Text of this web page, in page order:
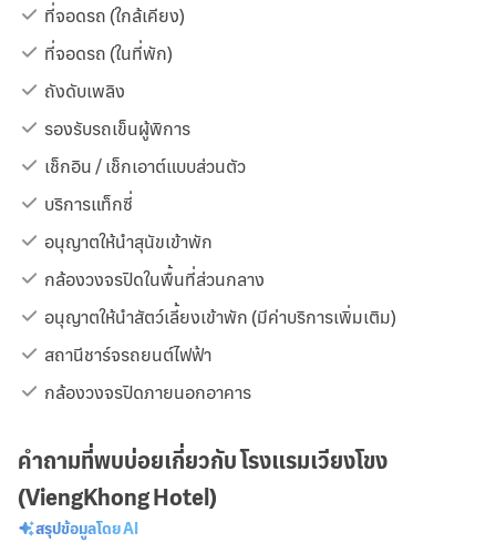
ที่จอดรถ (ใกล้เคียง)
ที่จอดรถ (ในที่พัก)
ถังดับเพลิง
รองรับรถเข็นผู้พิการ
เช็กอิน / เช็กเอาต์แบบส่วนตัว
บริการแท็กซี่
อนุญาตให้นำสุนัขเข้าพัก
กล้องวงจรปิดในพื้นที่ส่วนกลาง
อนุญาตให้นำสัตว์เลี้ยงเข้าพัก (มีค่าบริการเพิ่มเติม)
สถานีชาร์จรถยนต์ไฟฟ้า
กล้องวงจรปิดภายนอกอาคาร
คำถามที่พบบ่อยเกี่ยวกับ โรงแรมเวียงโขง
(ViengKhong Hotel)
สรุปข้อมูลโดย AI